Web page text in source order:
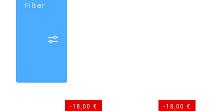
Filter
-18,00 € -18,00 €